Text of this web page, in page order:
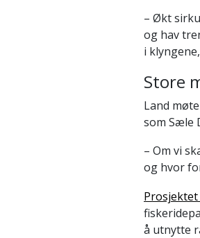
– Økt
og hav
i
Store
Land
som Sæle
– Om vi
og hvor
å utnytte